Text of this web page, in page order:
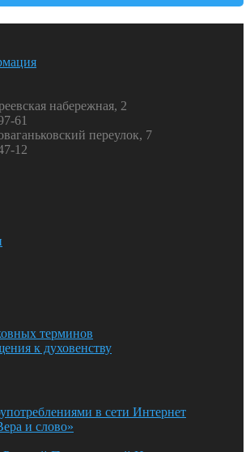
набережная, 2
61
переулок, 7
12
терминов
к духовенству
в сети Интернет
и слово»